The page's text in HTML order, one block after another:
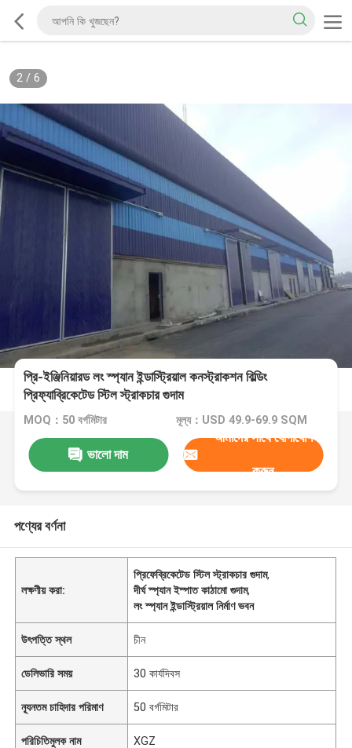
2/ 6
প্রি-ইঞ্জিনিয়ারড লং স্প্যান ইন্ডাস্ট্রিয়াল কনস্ট্রাকশন বিল্ডিং
প্রিফ্যাব্রিকেটেড স্টিল স্ট্রাকচার গুদাম
MOQ：50 বর্গমিটার মূল্য：USD 49.9-69.9 SQM
ভালো দাম
আমাদের সাথে যোগাযোগ
করুন
পণ্যের বর্ণনা
লক্ষণীয় করা:
প্রিফেব্রিকেটেড স্টিল স্ট্রাকচার গুদাম,
দীর্ঘ স্প্যান ইস্পাত কাঠামো গুদাম,
লং স্প্যান ইন্ডাস্ট্রিয়াল নির্মাণ ভবন
উৎপত্তি স্থল চীন
ডেলিভারি সময় 30 কার্যদিবস
ন্যূনতম চাহিদার পরিমাণ 50 বর্গমিটার
পরিচিতিমুলক নাম XGZ